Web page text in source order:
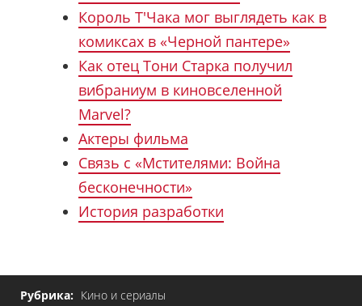
Король Т'Чака мог выглядеть как в
комиксах в «Черной пантере»
Как отец Тони Старка получил
вибраниум в киновселенной
Marvel?
Актеры фильма
Связь с «Мстителями: Война
бесконечности»
История разработки
Рубрика: Кино и сериалы